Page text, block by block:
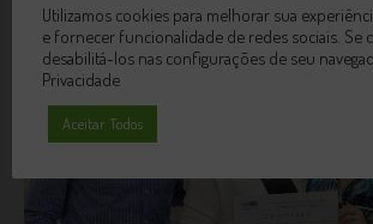
Utilizamos cookies para melhorar sua
e fornecer funcionalidade de redes sociais. Se
desabilitá-los nas configurações de seu
Privacidade
Aceitar Todos